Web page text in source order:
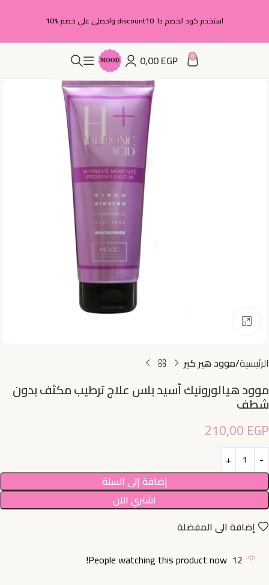
استخدم كود الخصم دا discount10 واحصلي علي خصم %10
0
0,00EGP
الرئيسية موود هير كير
موود هيالورونيك أسيد بلس علاج ترطيب مكثف بدون
شطف
210,00 EGP
إضافة إلى السلة
اشتري الآن
إضافة الى المفضلة
12
People watching this product now!